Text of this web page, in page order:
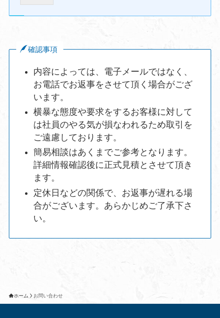
2.個人情報のうち「履歴情報および特性情報」とは、上記に
ワード、利用日時、利用方法、利用環境、郵便番号や性別、
職業、年齢、IPアドレス、クッキー情報、位置情報、端末の
個体識別情報などを指します。
個人情報の取得方法
1.本サービスでは、ユーザーが利用登録をする際に氏名、生
年月日、住所、電話番号、メールアドレス、銀行口座番号、
クレジットカード番号、運転免許証番号などの個人情報をお
尋ねすることがあります。また、ユーザーと提携先などとの
間でなされた、ユーザーの個人情報を含む取引記録や、決済
報、位置情報、端末の個体識別情報などの履歴情報および特
確認事項
内容によっては、電子メールではなく、
お電話でお返事をさせて頂く場合がござ
います。
横暴な態度や要求をするお客様に対して
は社員のやる気が損なわれるため取引を
ご遠慮しております。
簡易相談はあくまでご参考となります。
詳細情報確認後に正式見積とさせて頂き
ます。
定休日などの関係で、お返事が遅れる場
合がございます。あらかじめご了承下さ
い。
ホーム お問い合わせ